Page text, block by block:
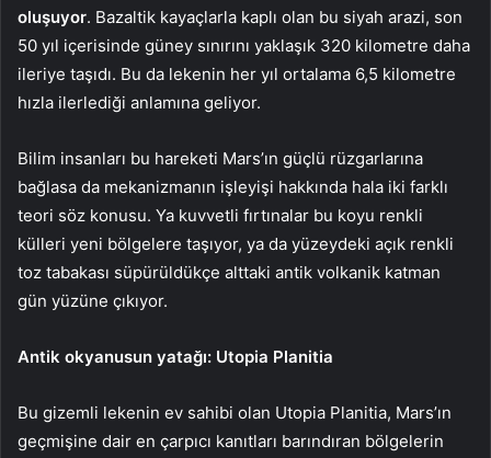
oluşuyor. Bazaltik kayaçlarla kaplı olan bu siyah arazi, son
50 yıl içerisinde güney sınırını yaklaşık 320 kilometre daha
ileriye taşıdı. Bu da lekenin her yıl ortalama 6,5 kilometre
hızla ilerlediği anlamına geliyor.
Bilim insanları bu hareketi Mars’ın güçlü rüzgarlarına
bağlasa da mekanizmanın işleyişi hakkında hala iki farklı
teori söz konusu. Ya kuvvetli fırtınalar bu koyu renkli
külleri yeni bölgelere taşıyor, ya da yüzeydeki açık renkli
toz tabakası süpürüldükçe alttaki antik volkanik katman
gün yüzüne çıkıyor.
Antik okyanusun yatağı: Utopia Planitia
Bu gizemli lekenin ev sahibi olan Utopia Planitia, Mars’ın
geçmişine dair en çarpıcı kanıtları barındıran bölgelerin